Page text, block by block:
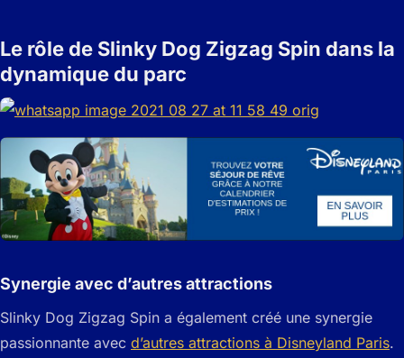
Le rôle de Slinky Dog Zigzag Spin dans la
dynamique du parc
Synergie avec d’autres attractions
Slinky Dog Zigzag Spin a également créé une synergie
passionnante avec d’autres attractions à Disneyland Paris.